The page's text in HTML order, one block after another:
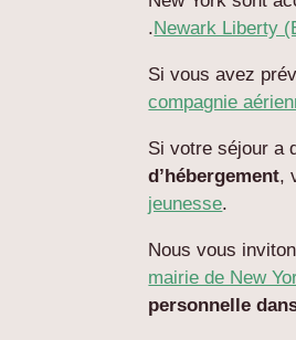
.Newark Liberty
Si vous avez
compagnie
Si votre séjour a
d’hébergement,
jeunesse.
Nous vous
mairie de New
personnelle